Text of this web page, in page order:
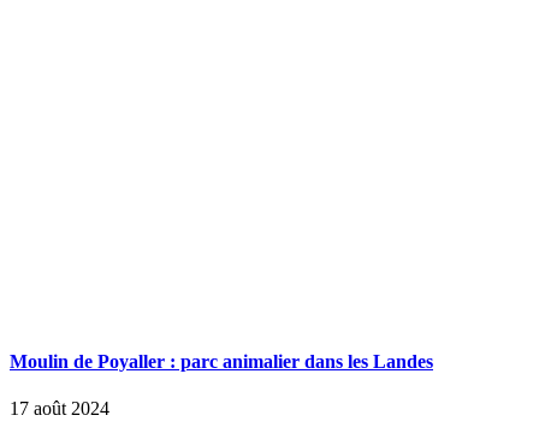
Moulin de Poyaller : parc animalier dans les Landes
17 août 2024